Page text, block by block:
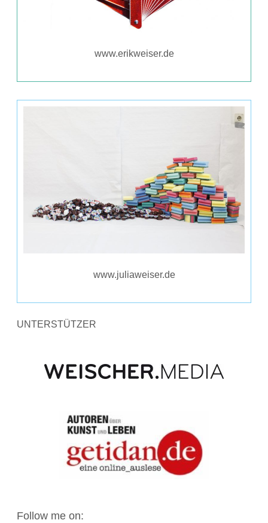
www.erikweiser.de
www.juliaweiser.de
UNTERSTÜTZER
Follow me on: